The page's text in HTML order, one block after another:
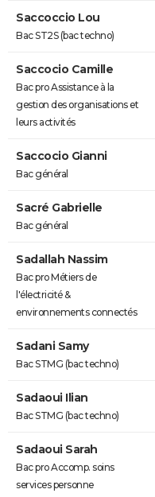
Saccoccio Lou
Bac ST2S (bac techno)
Saccocio Camille
Bac pro Assistance à la
gestion des organisations et
leurs activités
Saccocio Gianni
Bac général
Sacré Gabrielle
Bac général
Sadallah Nassim
Bac pro Métiers de
l'électricité &
environnements connectés
Sadani Samy
Bac STMG (bac techno)
Sadaoui Ilian
Bac STMG (bac techno)
Sadaoui Sarah
Bac pro Accomp. soins
services personne